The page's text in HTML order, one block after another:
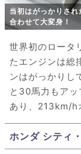
当初はがっかりさ
合わせて大変身！
世界初のロータ
たエンジンは総
ンはがっかりし
と30馬力もアッ
あり、213km/h
ホンダ シティ